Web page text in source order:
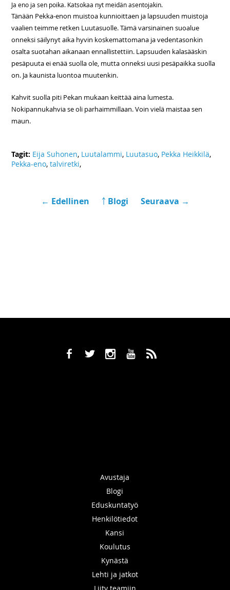
Ja eno ja sen poika. Katsokaa nyt meidän asentojakin.
Tänään Pekka-enon muistoa kunnioittaen ja lapsuuden muistoja
vaalien teimme retken Luutasuolle. Tämä varsinainen suoalue
onneksi säilynyt aika hyvin koskemattomana ja vedentasonkin
osalta suotahan aikanaan ennallistettiin. Lapsuuden kalasääskin
pesäpuuta ei enää suolla ole, mutta onneksi uusi pesäpaikka suolla
on. Ja kaunista luontoa muutenkin.
Kahvit suolla piti Pekan mukaan keittää aina lumesta.
Nokipannukahvia se oli parhaimmillaan. Voin vielä maistaa sen
maun.
Tagit: Eija Suhonen, Luutalammi, Luutasuo, Pekka Heikkilä,
Pekka-eno,talviretki,
← Edellinen ￪ Blogi Seuraava →
b a x r ,
Avustaja
Blogi
Eduskuntatyö
Henkilötiedot
Kansi
Koulutus
Kynästä
Lehti ja jatkot